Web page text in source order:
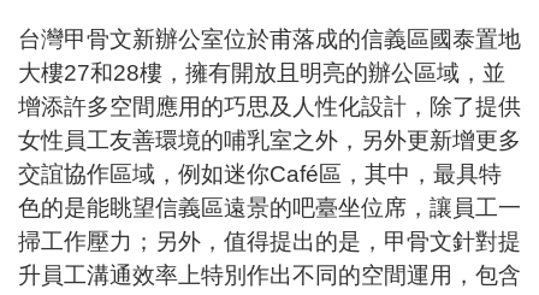
台灣甲骨文新辦公室位於甫落成的信義區國泰置地
大樓27和28樓，擁有開放且明亮的辦公區域，並
增添許多空間應用的巧思及人性化設計，除了提供
女性員工友善環境的哺乳室之外，另外更新增更多
交誼協作區域，例如迷你Café區，其中，最具特
色的是能眺望信義區遠景的吧臺坐位席，讓員工一
掃工作壓力；另外，值得提出的是，甲骨文針對提
升員工溝通效率上特別作出不同的空間運用，包含